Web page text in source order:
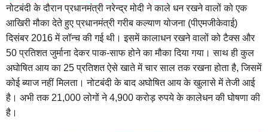
नोटबंदी के दौरान प्रधानमंत्री नरेन्द्र मोदी ने काले धन रखने वालों को एक
आखिरी मौका देते हुए प्रधानमंत्री गरीब कल्याण योजना (पीएमजीकेवाई)
दिसंबर 2016 में लॉन्च की गई थी। इसमें कालाधन रखने वालों को टैक्स और
50 प्रतिशत जुर्माना देकर पाक-साफ होने का मौका दिया गया। साथ ही कुल
अघोषित आय का 25 प्रतिशत ऐसे खाते में चार साल तक रखना होता है, जिसमें
कोई ब्याज नहीं मिलता। नोटबंदी के बाद अघोषित आय के खुलासे में तेजी आई
है। अभी तक 21,000 लोगों ने 4,900 करोड़ रुपये के कालेधन की घोषणा की
है।